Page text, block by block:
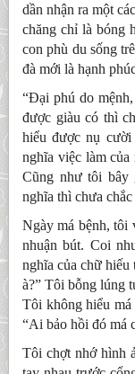
dần nhận ra một
chăng chỉ là bóng
con phù du sống
đà mới là hạnh
“Đại phú do
được giàu có thì
hiểu được nụ
nghĩa việc làm
Cũng như tôi bây
nghĩa thì chưa
Ngày má bệnh, tôi
nhuận bút. Coi
nghĩa của chữ
à?” Tôi bỗng lúng
Tôi không hiểu
“Ai bảo hồi đó má
Tôi chợt nhớ hình